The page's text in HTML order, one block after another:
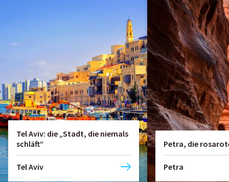
Tel Aviv: die „Stadt, die niemals
schläft“
Tel Aviv
Petra, die
Petra